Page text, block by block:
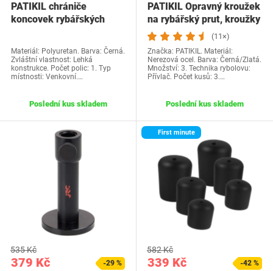
PATIKIL chrániče
koncovek rybářských
Materiál: Polyuretan. Barva: Černá.
Zvláštní vlastnost: Lehká
konstrukce. Počet polic: 1. Typ
místnosti: Venkovní.…
Poslední kus skladem
PATIKIL Opravný kroužek
na rybářský prut, kroužky
na pruty…
(11×)
Značka: PATIKIL. Materiál:
Nerezová ocel. Barva: Černá/Zlatá.
Množství: 3. Technika rybolovu:
Přívlač. Počet kusů: 3.…
Poslední kus skladem
379 Kč
535 Kč
-29 %
First minute
339 Kč
582 Kč
-42 %